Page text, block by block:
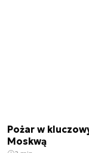
Pożar w
Moskwą